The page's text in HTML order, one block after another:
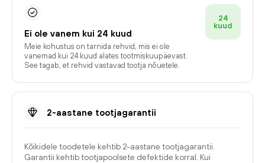
Ei ole vanem kui 24 kuud
Meie kohustus on tarnida rehvid, mis ei ole
vanemad kui 24 kuud alates tootmiskuupäevast.
See tagab, et rehvid vastavad tootja nõuetele.
24
kuud
2-aastane tootjagarantii
Kõikidele toodetele kehtib 2-aastane tootjagarantii.
Garantii kehtib tootjapoolsete defektide korral. Kui